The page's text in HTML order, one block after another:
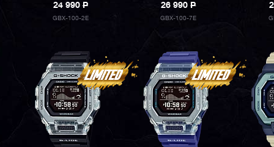
24 990P
GBX-100-2E
26 990P
GBX-100-7E